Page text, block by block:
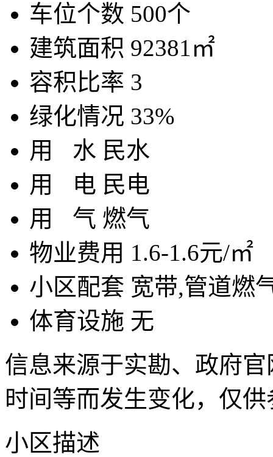
车位个数 500个
建筑面积 92381㎡
容积比率 3
绿化情况 33%
用 水 民水
用
电 民电
用 气 燃气
物业费用 1.6-1.6元/㎡
小区配套 宽带,管道燃
体育设施 无
信息来源于实勘、政府
时间等而发生变化，仅
小区描述